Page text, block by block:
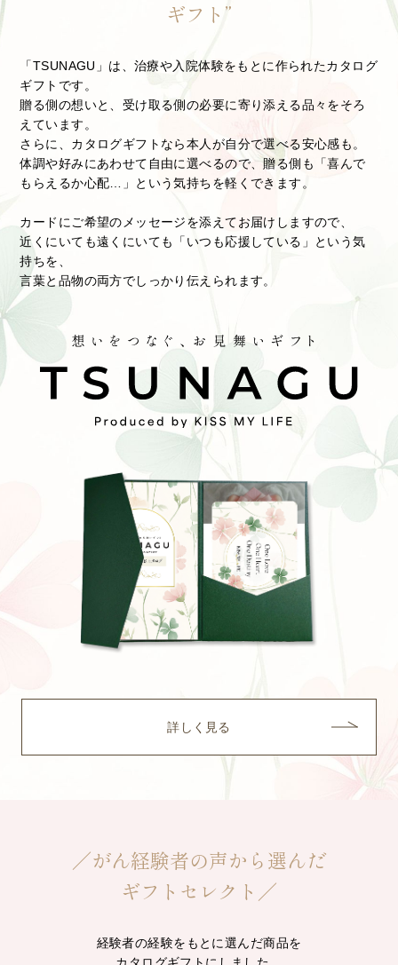
ギフト”
「TSUNAGU」は、治療や入院体験をもとに作られたカタログ
ギフトです。
贈る側の想いと、受け取る側の必要に寄り添える品々をそろ
えています。
さらに、カタログギフトなら本人が自分で選べる安心感も。
体調や好みにあわせて自由に選べるので、贈る側も「喜んで
もらえるか心配…」という気持ちを軽くできます。
カードにご希望のメッセージを添えてお届けしますので、
近くにいても遠くにいても「いつも応援している」という気
持ちを、
言葉と品物の両方でしっかり伝えられます。
詳しく見る
／がん経験者の声から選んだ
ギフトセレクト／
経験者の経験をもとに選んだ商品を
カタログギフトにしました。